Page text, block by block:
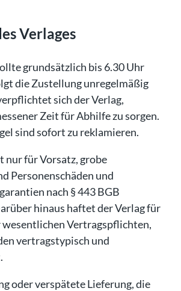
Verlages
grundsätzlich bis 6.30 Uhr
die Zustellung unregelmäßig
sich der Verlag,
Zeit für Abhilfe zu sorgen.
sind sofort zu reklamieren.
nur für Vorsatz, grobe
Personenschäden und
nach § 443 BGB
hinaus haftet der Verlag für
Vertragspflichten,
vertragstypisch und
oder verspätete Lieferung, die